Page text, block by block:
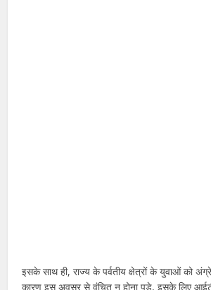
इसके साथ ही, राज्य के पर्वतीय क्षेत्रों के युवाओं को
कारण इस अवसर से वंचित न होना पड़े, इसके लिए